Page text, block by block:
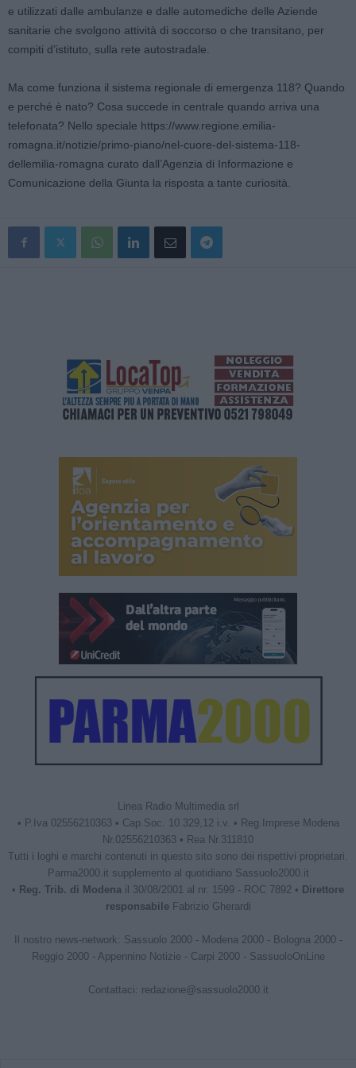
e utilizzati dalle ambulanze e dalle automediche delle Aziende
sanitarie che svolgono attività di soccorso o che transitano, per
compiti d’istituto, sulla rete autostradale.
Ma come funziona il sistema regionale di emergenza 118? Quando
e perché è nato? Cosa succede in centrale quando arriva una
telefonata? Nello speciale https://www.regione.emilia-
romagna.it/notizie/primo-piano/nel-cuore-del-sistema-118-
dellemilia-romagna curato dall’Agenzia di Informazione e
Comunicazione della Giunta la risposta a tante curiosità.
Linea Radio Multimedia srl
• P.Iva 02556210363 • Cap.Soc. 10.329,12 i.v. • Reg.Imprese Modena
Nr.02556210363 • Rea Nr.311810
Tutti i loghi e marchi contenuti in questo sito sono dei rispettivi proprietari.
Parma2000.it supplemento al quotidiano Sassuolo2000.it
• Reg. Trib. di Modena il 30/08/2001 al nr. 1599 - ROC 7892 • Direttore
responsabileFabrizio Gherardi
Il nostro news-network: Sassuolo 2000- Modena 2000- Bologna 2000-
Reggio 2000- Appennino Notizie - Carpi 2000- SassuoloOnLine
Contattaci: redazione@sassuolo2000.it